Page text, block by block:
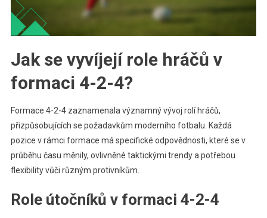
Jak se vyvíjejí role hráčů v
formaci 4-2-4?
Formace 4-2-4 zaznamenala významný vývoj rolí hráčů,
přizpůsobujících se požadavkům moderního fotbalu. Každá
pozice v rámci formace má specifické odpovědnosti, které se v
průběhu času měnily, ovlivněné taktickými trendy a potřebou
flexibility vůči různým protivníkům.
Role útočníků v formaci 4-2-4